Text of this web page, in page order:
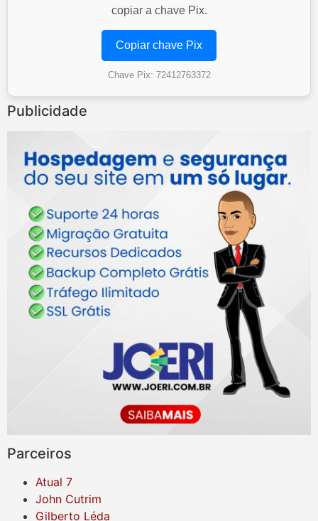
copiar a chave Pix.
Copiar chave Pix
Chave Pix: 72412763372
Publicidade
Parceiros
Atual 7
John Cutrim
Gilberto Léda